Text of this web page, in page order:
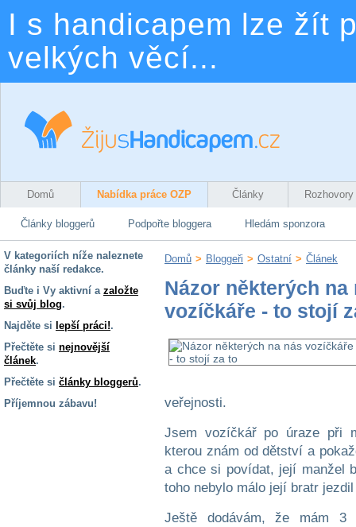
I s handicapem lze žít
velkých věcí...
Domů Nabídka práce OZP Články Rozhovory
Články bloggerů Podpořte bloggera Hledám sponzora
V kategoriích níže naleznete
články naší redakce.
Buďte i Vy aktivní a založte
si svůj blog.
Najděte si lepší práci!.
Přečtěte si nejnovější
článek.
Přečtěte si články bloggerů.
Příjemnou zábavu!
Domů > Bloggeři > Ostatní > Článek
Názor některých na
vozíčkáře - to stojí
veřejnosti.
Jsem vozíčkář po úraze při
kterou znám od dětství a
a chce si povídat, její manžel
toho nebylo málo její bratr
Ještě dodávám, že mám 3